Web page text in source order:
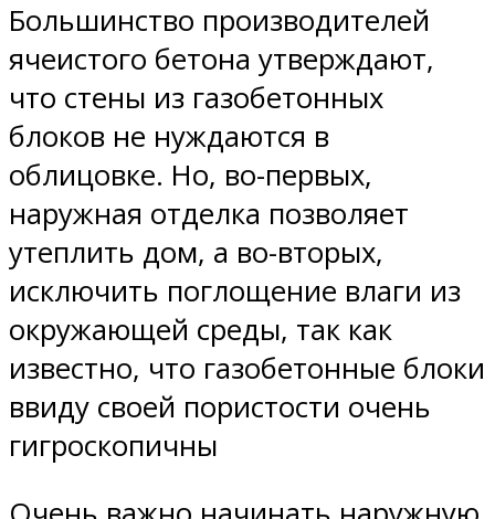
Большинство производителей
ячеистого бетона утверждают,
что стены из газобетонных
блоков не нуждаются в
облицовке. Но, во-первых,
наружная отделка позволяет
утеплить дом, а во-вторых,
исключить поглощение влаги из
окружающей среды, так как
известно, что газобетонные блоки
ввиду своей пористости очень
гигроскопичны